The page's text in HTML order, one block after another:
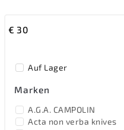
Alphabetisch
€ 30
Auf Lager
Marken
A.G.A. CAMPOLIN
Acta non verba knives